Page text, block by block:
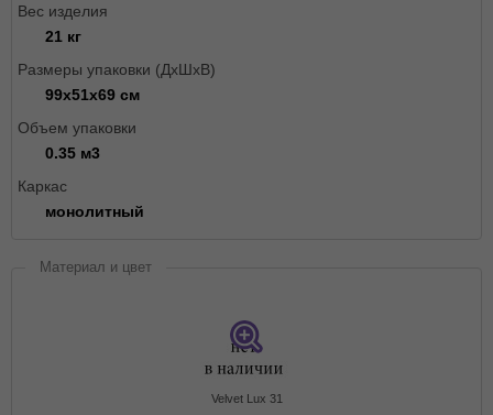
Вес изделия
21 кг
Размеры упаковки (ДxШxВ)
99х51х69 см
Объем упаковки
0.35 м3
Каркас
монолитный
Материал и цвет
Velvet Lux 31